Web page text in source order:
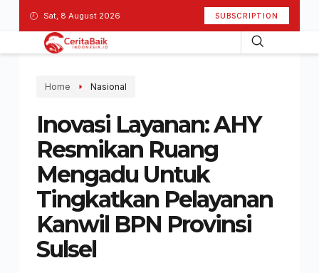
Sat, 8 August 2026 SUBSCRIPTION
Home Nasional
Inovasi Layanan: AHY
Resmikan Ruang
Mengadu Untuk
Tingkatkan Pelayanan
Kanwil BPN Provinsi
Sulsel